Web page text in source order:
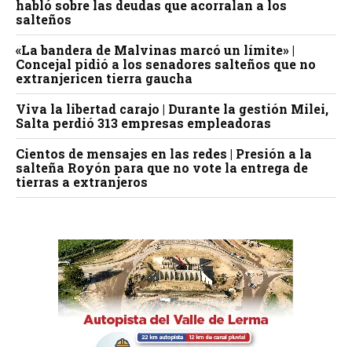
habló sobre las deudas que acorralan a los
salteños
«La bandera de Malvinas marcó un límite» |
Concejal pidió a los senadores salteños que no
extranjericen tierra gaucha
Viva la libertad carajo | Durante la gestión Milei,
Salta perdió 313 empresas empleadoras
Cientos de mensajes en las redes | Presión a la
salteña Royón para que no vote la entrega de
tierras a extranjeros